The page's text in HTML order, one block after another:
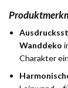
Wanddeko
Charakter